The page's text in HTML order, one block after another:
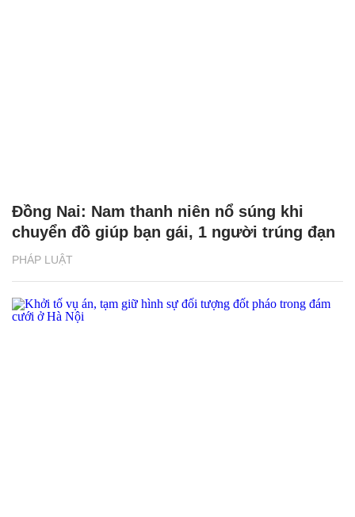
PHÁP LUẬT
Đồng Nai: Nam thanh niên nổ súng khi
chuyển đồ giúp bạn gái, 1 người trúng đạn